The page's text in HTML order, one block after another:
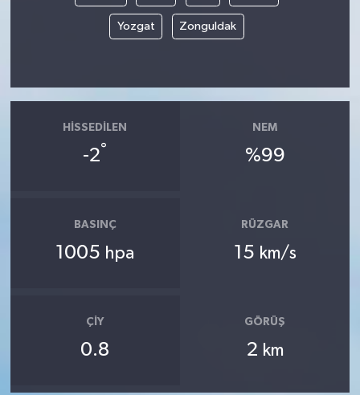
Yozgat Zonguldak
HISSEDILEN
-2°
NEM
%99
BASINÇ
1005 hpa
RÜZGAR
15 km/s
ÇIY
0.8
GÖRÜŞ
2 km